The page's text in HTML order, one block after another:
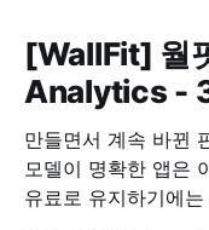
[WallFit] 월
Analytics -
만들면서 계속 바뀐 판단들 WallFit은 처음
모델이 명확한 앱은 아니었다. 결혼 기
유료로 유지하기에